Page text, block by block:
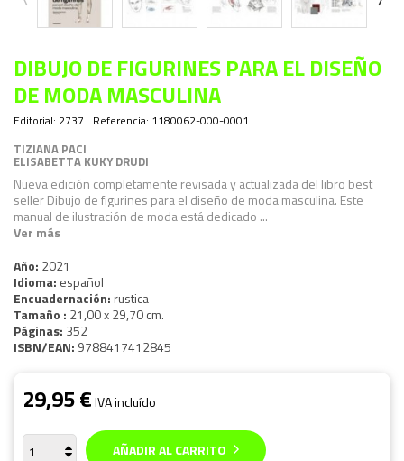
DIBUJO DE FIGURINES PARA EL DISEÑO
DE MODA MASCULINA
Editorial: 2737 Referencia: 1180062-000-0001
TIZIANA PACI
ELISABETTA KUKY DRUDI
Nueva edición completamente revisada y actualizada del libro best
sellerDibujo de figurines para el diseño de moda masculina. Este
manual de ilustración de moda está dedicado ...
Ver más
Año: 2021
Idioma: español
Encuadernación: rustica
Tamaño : 21,00 x 29,70 cm.
Páginas: 352
ISBN/EAN: 9788417412845
29,95 €IVA incluído
AÑADIR AL CARRITO